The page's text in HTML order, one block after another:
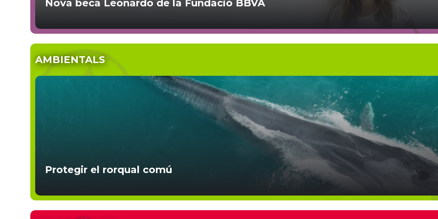
Nova beca Leonardo de la Fundació BBVA
AMBIENTALS
Protegir el rorqual comú